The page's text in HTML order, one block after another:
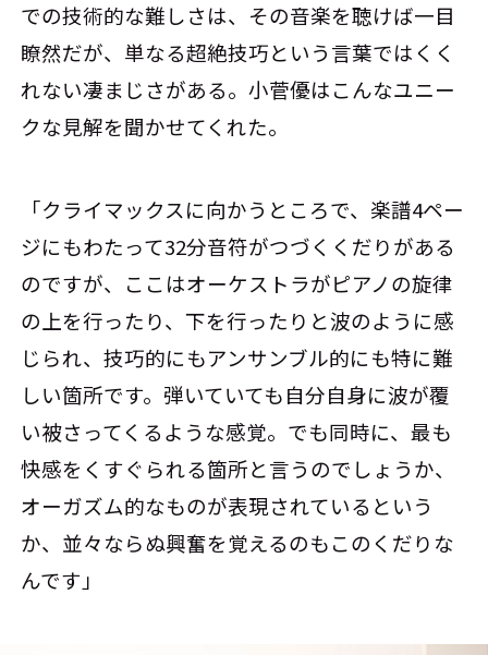
での技術的な難しさは、その音楽を聴けば一目
瞭然だが、単なる超絶技巧という言葉ではくく
れない凄まじさがある。小菅優はこんなユニー
クな見解を聞かせてくれた。
「クライマックスに向かうところで、楽譜4ペー
ジにもわたって32分音符がつづくくだりがある
のですが、ここはオーケストラがピアノの旋律
の上を行ったり、下を行ったりと波のように感
じられ、技巧的にもアンサンブル的にも特に難
しい箇所です。弾いていても自分自身に波が覆
い被さってくるような感覚。でも同時に、最も
快感をくすぐられる箇所と言うのでしょうか、
オーガズム的なものが表現されているという
か、並々ならぬ興奮を覚えるのもこのくだりな
んです」